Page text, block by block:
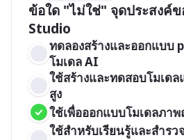
ข้อใด "ไม่ใช่" จุดประสงค์
Studio
ทดลองสร้างและออกแบบ
โมเดล AI
ใช้สร้างและทดสอบโมเด
สูง
ใช้เพื่อออกแบบโมเดลภา
ใช้สำหรับเรียนรู้และสำร